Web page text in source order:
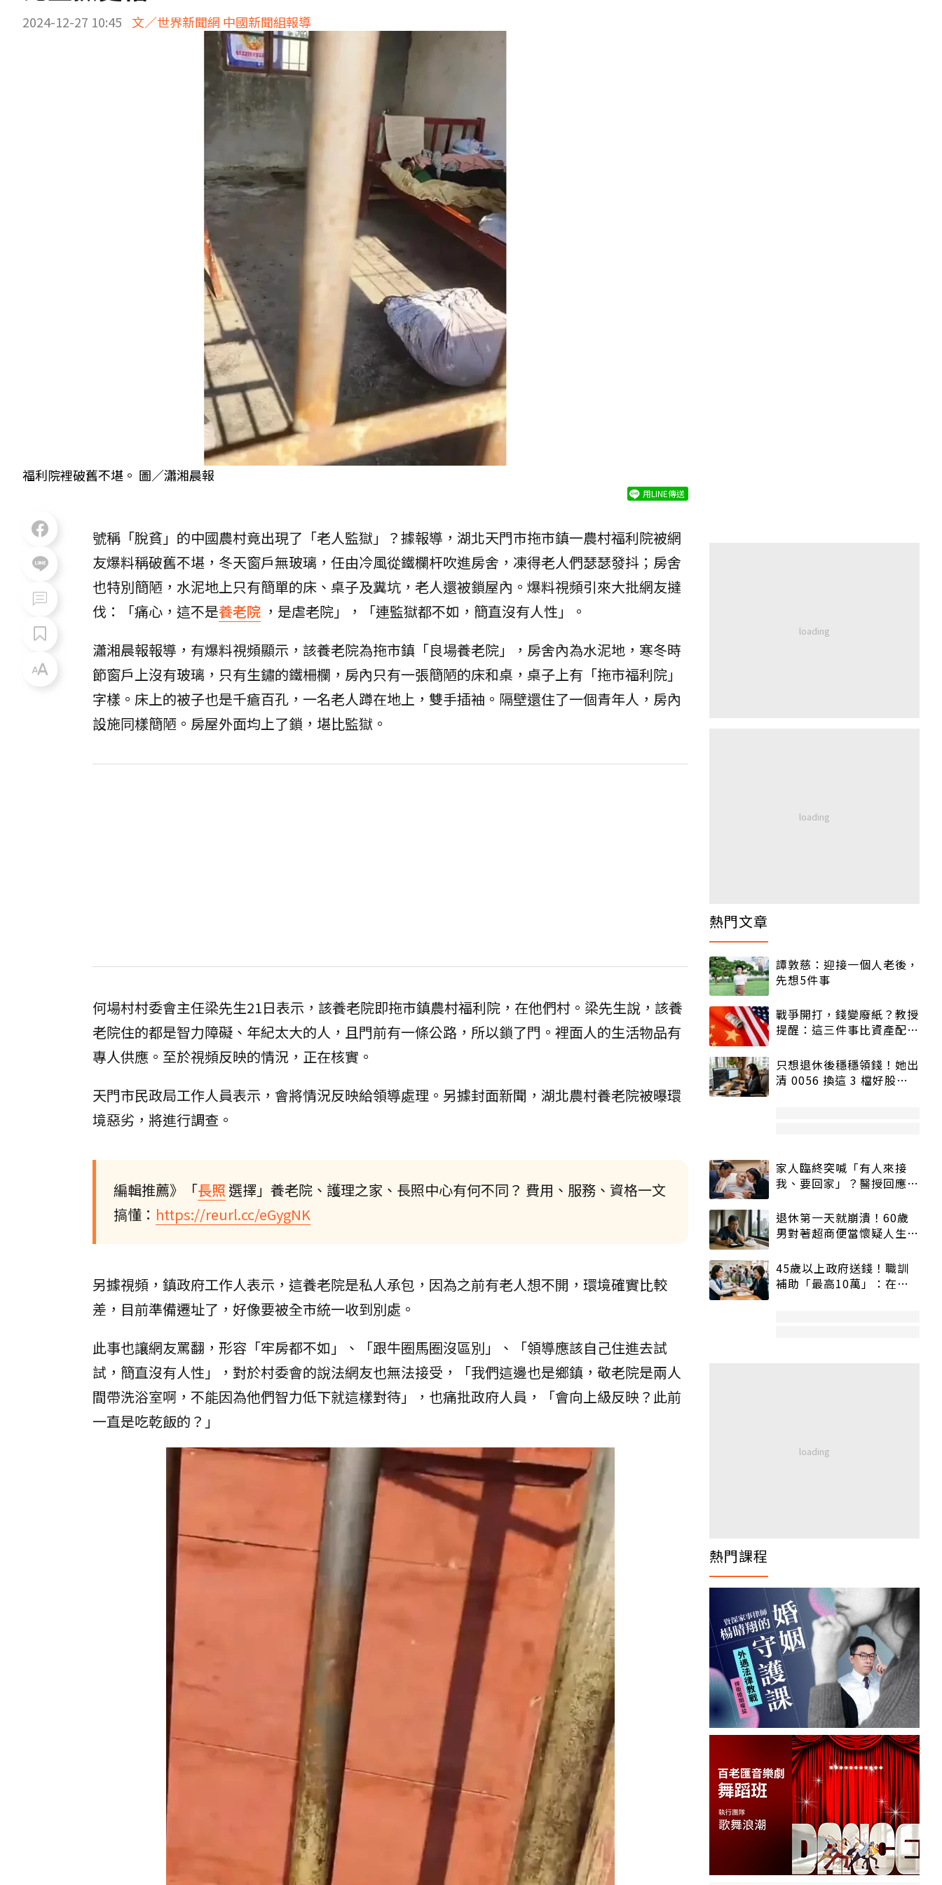
2024-12-27 10:45 文／世界新聞網 中國新聞組報導
福利院裡破舊不堪。 圖／瀟湘晨報
用LINE傳送
號稱「脫貧」的中國農村竟出現了「老人監獄」？據報導，湖北天門市拖市鎮一農村福利院被網
友爆料稱破舊不堪，冬天窗戶無玻璃，任由冷風從鐵欄杆吹進房舍，凍得老人們瑟瑟發抖；房舍
也特別簡陋，水泥地上只有簡單的床、桌子及糞坑，老人還被鎖屋內。爆料視頻引來大批網友撻
伐：「痛心，這不是養老院 ，是虐老院」，「連監獄都不如，簡直沒有人性」。
瀟湘晨報報導，有爆料視頻顯示，該養老院為拖市鎮「良場養老院」，房舍內為水泥地，寒冬時
節窗戶上沒有玻璃，只有生鏽的鐵柵欄，房內只有一張簡陋的床和桌，桌子上有「拖市福利院」
字樣。床上的被子也是千瘡百孔，一名老人蹲在地上，雙手插袖。隔壁還住了一個青年人，房內
設施同樣簡陋。房屋外面均上了鎖，堪比監獄。
何場村村委會主任梁先生21日表示，該養老院即拖市鎮農村福利院，在他們村。梁先生說，該養
老院住的都是智力障礙、年紀太大的人，且門前有一條公路，所以鎖了門。裡面人的生活物品有
專人供應。至於視頻反映的情況，正在核實。
天門市民政局工作人員表示，會將情況反映給領導處理。另據封面新聞，湖北農村養老院被曝環
境惡劣，將進行調查。
編輯推薦》「長照 選擇」養老院、護理之家、長照中心有何不同？ 費用、服務、資格一文
搞懂： https://reurl.cc/eGygNK
另據視頻，鎮政府工作人表示，這養老院是私人承包，因為之前有老人想不開，環境確實比較
差，目前準備遷址了，好像要被全市統一收到別處。
此事也讓網友罵翻，形容「牢房都不如」、「跟牛圈馬圈沒區別」、「領導應該自己住進去試
試，簡直沒有人性」，對於村委會的說法網友也無法接受，「我們這邊也是鄉鎮，敬老院是兩人
間帶洗浴室啊，不能因為他們智力低下就這樣對待」，也痛批政府人員，「會向上級反映？此前
一直是吃乾飯的？」
熱門文章
譚敦慈：迎接一個人老後，
先想5件事
戰爭開打，錢變廢紙？教授
提醒：這三件事比資產配置
只想退休後穩穩領錢！她出
清 0056 換這 3 檔好股：
家人臨終突喊「有人來接
我、要回家」？醫授回應方
退休第一天就崩潰！60歲
男對著超商便當懷疑人生
45歲以上政府送錢！職訓
補助「最高10萬」：在
熱門課程